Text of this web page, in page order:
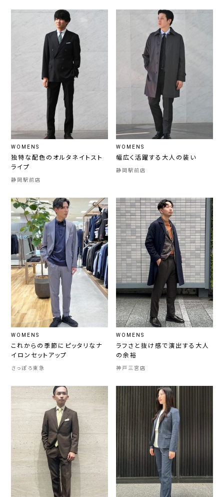
WOMENS
独特な配色のオルタネイトスト
ライプ
静岡駅前店
WOMENS
幅広く活躍する大人の装い
静岡駅前店
WOMENS
これからの季節にピッタリなナ
イロンセットアップ
さっぽろ東急
WOMENS
ラフさと抜け感で演出する大人
の余裕
神戸三宮店